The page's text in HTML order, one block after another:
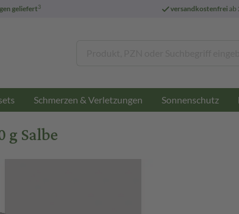
geliefert3 versandkostenfreiab
Schmerzen & Verletzungen Sonnenschutz
g Salbe